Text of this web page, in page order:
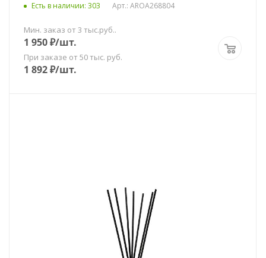
Есть в наличии: 303 Арт.: AROA268804
Мин. заказ от 3 тыс.руб..
1 950₽/шт.
При заказе от 50 тыс. руб.
1 892₽/шт.